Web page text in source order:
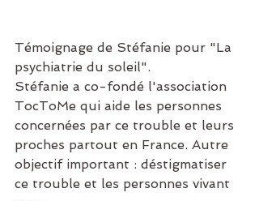
Témoignage de Stéfanie pour "La
psychiatrie du soleil".
Stéfanie a co-fondé l'association
TocToMe qui aide les personnes
concernées par ce trouble et leurs
proches partout en France. Autre
objectif important : déstigmatiser
ce trouble et les personnes vivant